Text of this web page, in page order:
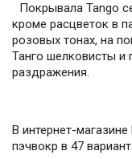
Покрывала Tango
кроме расцветок в
розовых тонах, на
Танго шелковисты
раздражения.
В интернет-
пэчвокр в 47